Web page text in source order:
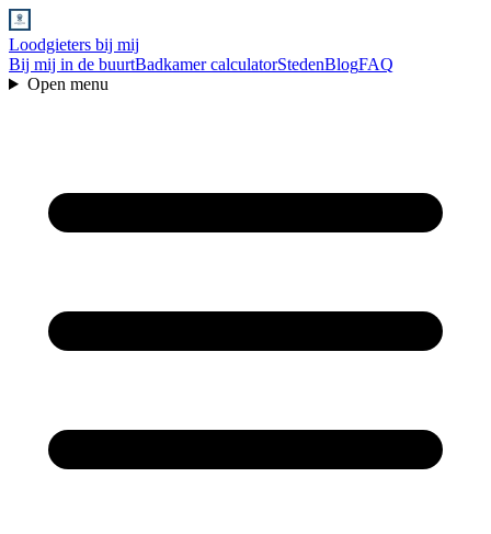
Loodgieters bij mij
Bij mij in de buurtBadkamer calculatorStedenBlogFAQ
Open menu